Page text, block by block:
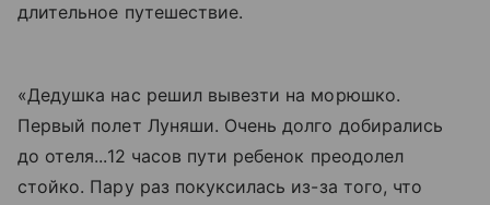
длительное путешествие.
«Дедушка нас решил вывезти на морюшко.
Первый полет Луняши. Очень долго добирались
до отеля...12 часов пути ребенок преодолел
стойко. Пару раз покуксилась из-за того, что